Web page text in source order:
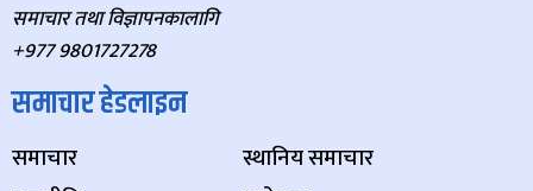
समाचार तथा विज्ञापनकालागि
+977 9801727278
समाचार हेडलाइन
समाचार
स्थानिय समाचार